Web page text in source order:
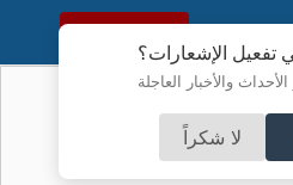
تفعيل الإشعارات؟
والأخبار العاجلة
لا شكراً
النسخة الكاملة